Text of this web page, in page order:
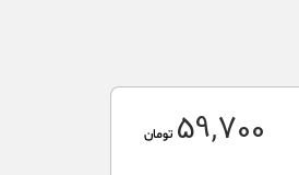
59٬700 تومان